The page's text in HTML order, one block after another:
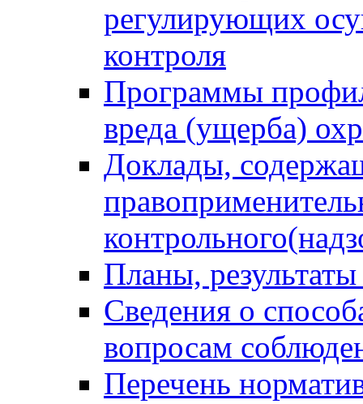
регулирующих
контроля
Программы
вреда (ущерба)
Доклады,
Планы,
Сведения о
вопросам
Перечень